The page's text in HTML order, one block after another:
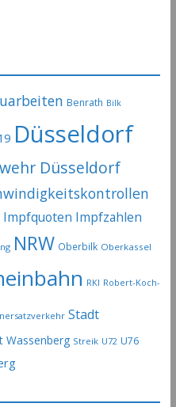
Benrath Bilk
Düsseldorf
Düsseldorf
Impfquoten Impfzahlen
NRW Oberbilk Oberkassel
RKI Robert-Koch-
Stadt
Wassenberg Streik U72 U76